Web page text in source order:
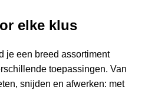
elke klus
je een breed assortiment
toepassingen. Van
snijden en afwerken: met